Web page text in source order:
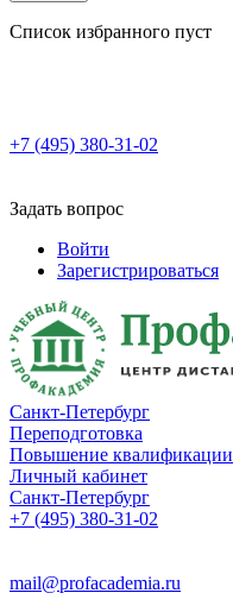
Список избранного пуст
+7 (495) 380-31-02
Задать вопрос
Войти
Зарегистрироваться
Санкт-Петербург
Переподготовка
Повышение квалификации
Личный кабинет
Санкт-Петербург
+7 (495) 380-31-02
mail@profacademia.ru